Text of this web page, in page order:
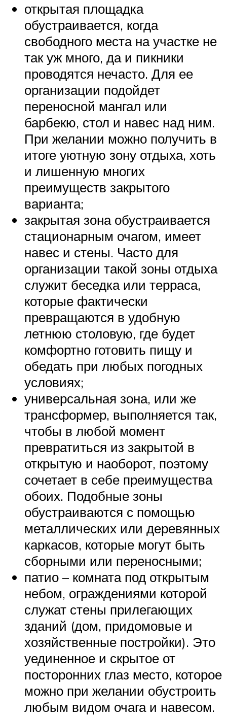
открытая площадка
обустраивается, когда
свободного места на участке не
так уж много, да и пикники
проводятся нечасто. Для ее
организации подойдет
переносной мангал или
барбекю, стол и навес над ним.
При желании можно получить в
итоге уютную зону отдыха, хоть
и лишенную многих
преимуществ закрытого
варианта;
закрытая зона обустраивается
стационарным очагом, имеет
навес и стены. Часто для
организации такой зоны отдыха
служит беседка или терраса,
которые фактически
превращаются в удобную
летнюю столовую, где будет
комфортно готовить пищу и
обедать при любых погодных
условиях;
универсальная зона, или же
трансформер, выполняется так,
чтобы в любой момент
превратиться из закрытой в
открытую и наоборот, поэтому
сочетает в себе преимущества
обоих. Подобные зоны
обустраиваются с помощью
металлических или деревянных
каркасов, которые могут быть
сборными или переносными;
патио – комната под открытым
небом, ограждениями которой
служат стены прилегающих
зданий (дом, придомовые и
хозяйственные постройки). Это
уединенное и скрытое от
посторонних глаз место, которое
можно при желании обустроить
любым видом очага и навесом.